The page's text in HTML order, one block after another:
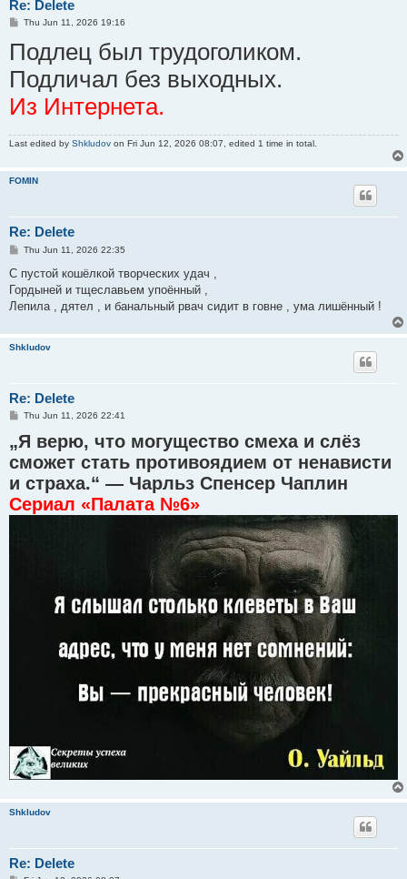
Re: Delete
P
s
Thu Jun 11, 2026 19:16
Подлец был трудоголиком.
Подличал без выходных.
Из Интернета.
Last edited by Shkludov on Fri Jun 12, 2026 08:07, edited 1 time in total.
FOMIN
Re: Delete
P
s
Thu Jun 11, 2026 22:35
С пустой кошёлкой творческих удач ,
Гордыней и тщеславьем упоённый ,
Лепила , дятел , и банальный рвач сидит в говне , ума лишённый !
Shkludov
Re: Delete
P
s
t
Thu Jun 11, 2026 22:41
„Я верю, что могущество смеха и слёз
сможет стать противоядием от ненависти
и страха.“ — Чарльз Спенсер Чаплин
Сериал «Палата №6»
Shkludov
Re: Delete